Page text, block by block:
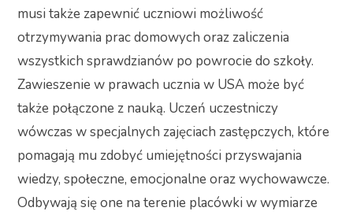
musi także zapewnić uczniowi możliwość
otrzymywania prac domowych oraz zaliczenia
wszystkich sprawdzianów po powrocie do szkoły.
Zawieszenie w prawach ucznia w USA może być
także połączone z nauką. Uczeń uczestniczy
wówczas w specjalnych zajęciach zastępczych, które
pomagają mu zdobyć umiejętności przyswajania
wiedzy, społeczne, emocjonalne oraz wychowawcze.
Odbywają się one na terenie placówki w wymiarze